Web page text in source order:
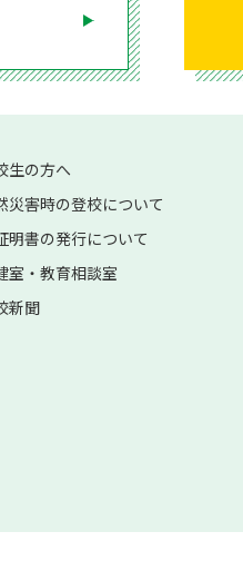
生の方へ
災害時の登校について
明書の発行について
室・教育相談室
新聞